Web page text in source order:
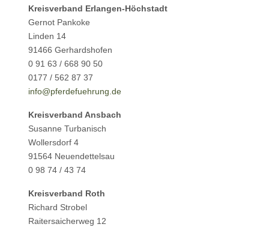
Kreisverband Erlangen-Höchstadt
Gernot Pankoke
Linden 14
91466 Gerhardshofen
0 91 63 / 668 90 50
0177 / 562 87 37
info@pferdefuehrung.de
Kreisverband Ansbach
Susanne Turbanisch
Wollersdorf 4
91564 Neuendettelsau
0 98 74 / 43 74
Kreisverband Roth
Richard Strobel
Raitersaicherweg 12